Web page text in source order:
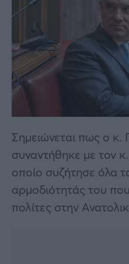
Σημειώνεται πως ο κ.
συναντήθηκε με τον
οποίο συζήτησε όλα
αρμοδιότητάς του
πολίτες στην